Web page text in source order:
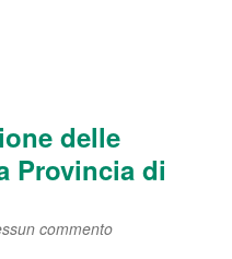
delle
Provincia di
commento